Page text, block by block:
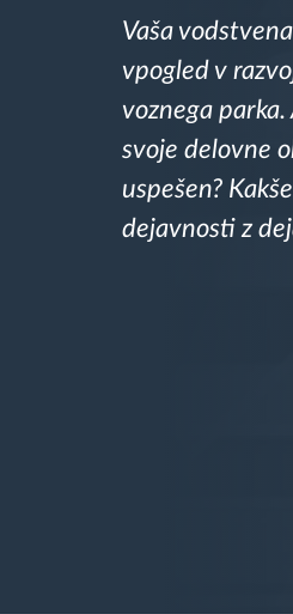
Upravljanje
Načrtovanje
Samodejno
Odkrijte vse
Vaša
vpogled v
voznega
svoje delovne
uspešen?
dejavnosti z